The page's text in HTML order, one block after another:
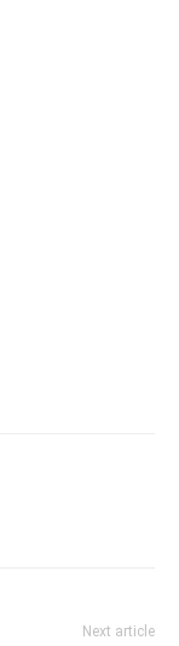
Next article